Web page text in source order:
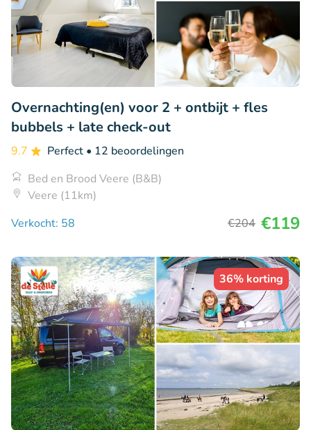
Overnachting(en) voor 2 + ontbijt + fles
bubbels + late check-out
9.7 Perfect • 12 beoordelingen
Bed en Brood Veere (B&B)
Veere (11km)
Verkocht: 58
€204 €119
36% korting